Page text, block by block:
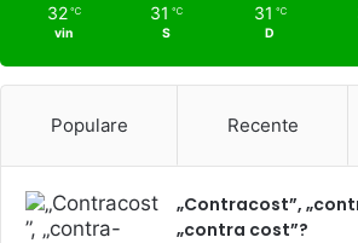
32 ℃
vin
31 ℃
S
31 ℃
D
Populare Recente
„Contracost”,
„contra cost”?